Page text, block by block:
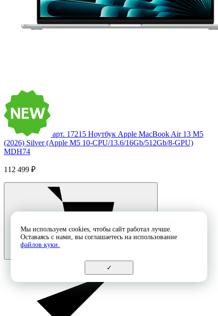
арт. 17215 Ноутбук Apple MacBook Air 13 M5
(2026) Silver (Apple M5 10-CPU/13.6/16Gb/512Gb/8-GPU)
MDH74
112 499 ₽
Мы используем cookies, чтобы сайт работал лучше.
Оставаясь с нами, вы соглашаетесь на использование
файлов куки.
✓